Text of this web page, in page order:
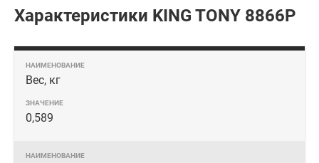
Характеристики KING TONY 8866P
Вес, кг
0,589